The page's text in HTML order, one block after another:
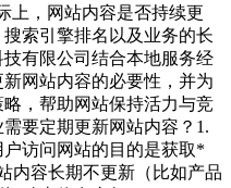
上，网站内容是否持续更
索引擎排名以及业务的长
有限公司结合本地服务经
网站内容的必要性，并为
，帮助网站保持活力与竞
要定期更新网站内容？1.
访问网站的目的是获取*
内容长期不更新（比如产品